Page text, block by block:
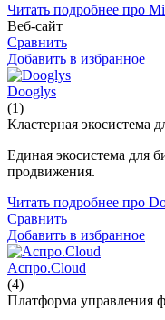
Читать подробнее про
Веб-сайт
Сравнить
Добавить в избранное
Dooglys
(1)
Кластерная экосистема
Единая экосистема для
продвижения.
Читать подробнее про
Сравнить
Добавить в избранное
Аспро.Cloud
(4)
Платформа управления